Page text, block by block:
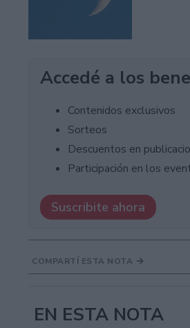
Accedé a los
Contenidos exclusivos
Sorteos
Descuentos en
Participación en los
Suscribite ahora
COMPARTÍ ESTA NOTA
EN ESTA NOTA